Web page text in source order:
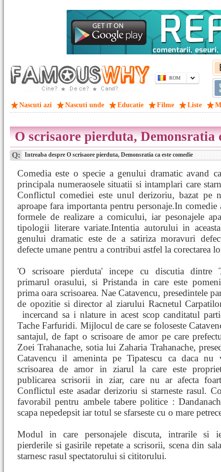
ROM
Nascuti azi Nascuti unde Educatie Filme Liste
O scrisaore pierduta, Demonsratia
Q: Intreaba despre O scrisaore pierduta, Demonsratia ca este comedie
Comedia este o specie a genului dramatic avand
principala numeraosele situatii si intamplari care
Conflictul comediei este unul derizoriu, bazat pe
aproape fara importanta pentru personaje.In comedie
formele de realizare a comicului, iar pesonajele
tipologii literare variate.Intentia autorului in
genului dramatic este de a satiriza moravuri
defecte umane pentru a contribui astfel la corectarea
'O scrisoare pierduta' incepe cu discutia dintre
primarul orasului, si Pristanda in care este
prima oara scrisoarea. Nae Catavencu, presedintele
de opozitie si director al ziarului Racnetul
incercand sa i nlature in acest scop canditatul
Tache Farfuridi. Mijlocul de care se foloseste
santajul, de fapt o scrisoare de amor pe care
Zoei Trahanache, sotia lui Zaharia Trahanache,
Catavencu il ameninta pe Tipatescu ca daca
scrisoarea de amor in ziarul la care este
publicarea scrisorii in ziar, care nu ar afecta
Conflictul este asadar derizoriu si starneste rasul.
favorabil pentru ambele tabere politice :
scapa nepedepsit iar totul se sfarseste cu o mare
Modul in care personajele discuta, intrarile si
pierderile si gasirile repetate a scrisorii, scena din
starnesc rasul spectatorului si cititorului.